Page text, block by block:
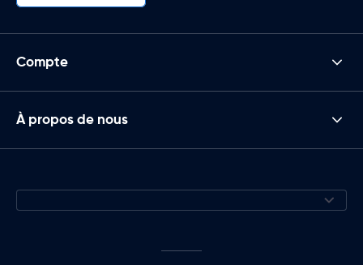
Compte
À propos de nous